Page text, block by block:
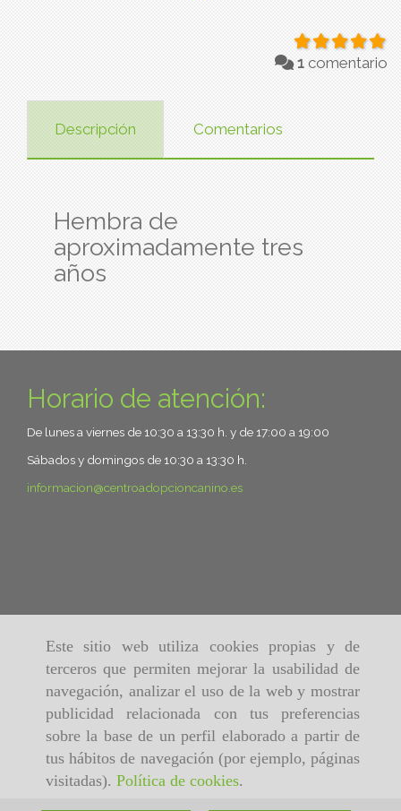
Este sitio web utiliza cookies propias y de
terceros que permiten mejorar la usabilidad de
navegación, analizar el uso de la web y mostrar
publicidad relacionada con tus preferencias
sobre la base de un perfil elaborado a partir de
tus hábitos de navegación (por ejemplo, páginas
visitadas). Política de cookies.
1 comentario
Descripción Comentarios
Hembra de
aproximadamente tres
años
Horario de atención:
De lunes a viernes de 10:30 a 13:30 h. y de 17:00 a 19:00
Sábados y domingos de 10:30 a 13:30 h.
informacion
centroadopcioncanino.es